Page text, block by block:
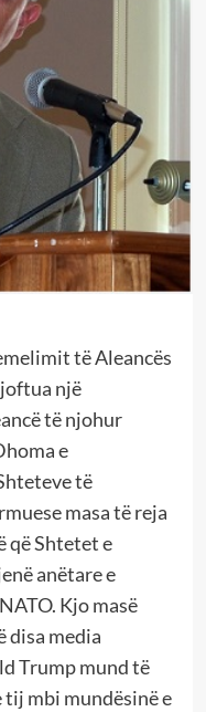
të Aleancës
një
të njohur
e
të
masa të reja
që Shtetet e
anëtare e
Kjo masë
disa media
Trump mund të
mbi mundësinë e